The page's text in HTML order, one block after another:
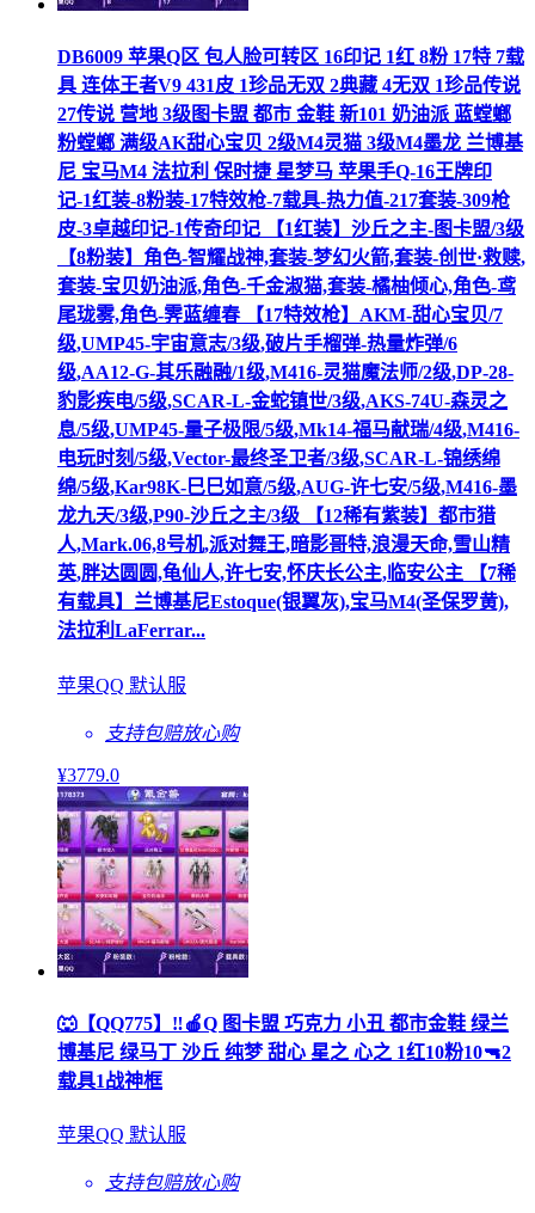
DB6009 苹果Q区 包人脸可转区 16印记 1红 8粉 17特 7载
具 连体王者V9 431皮 1珍品无双 2典藏 4无双 1珍品传说
27传说 营地 3级图卡盟 都市 金鞋 新101 奶油派 蓝螳螂
粉螳螂 满级AK甜心宝贝 2级M4灵猫 3级M4墨龙 兰博基
尼 宝马M4 法拉利 保时捷 星梦马 苹果手Q-16王牌印
记-1红装-8粉装-17特效枪-7载具-热力值-217套装-309枪
皮-3卓越印记-1传奇印记 【1红装】沙丘之主-图卡盟/3级
【8粉装】角色-智耀战神,套装-梦幻火箭,套装-创世·救赎,
套装-宝贝奶油派,角色-千金淑猫,套装-橘柚倾心,角色-鸢
尾珑雾,角色-霁蓝缠春 【17特效枪】AKM-甜心宝贝/7
级,UMP45-宇宙意志/3级,破片手榴弹-热量炸弹/6
级,AA12-G-其乐融融/1级,M416-灵猫魔法师/2级,DP-28-
豹影疾电/5级,SCAR-L-金蛇镇世/3级,AKS-74U-森灵之
息/5级,UMP45-量子极限/5级,Mk14-福马献瑞/4级,M416-
电玩时刻/5级,Vector-最终圣卫者/3级,SCAR-L-锦绣绵
绵/5级,Kar98K-巳巳如意/5级,AUG-许七安/5级,M416-墨
龙九天/3级,P90-沙丘之主/3级 【12稀有紫装】都市猎
人,Mark.06,8号机,派对舞王,暗影哥特,浪漫天命,雪山精
英,胖达圆圆,龟仙人,许七安,怀庆长公主,临安公主 【7稀
有载具】兰博基尼Estoque(银翼灰),宝马M4(圣保罗黄),
法拉利LaFerrar...
苹果QQ 默认服
支持包赔放心购
¥3779.0
🐺【QQ775】‼🍎Q 图卡盟 巧克力 小丑 都市金鞋 绿兰
博基尼 绿马丁 沙丘 纯梦 甜心 星之 心之 1红10粉10🔫2
载具1战神框
苹果QQ 默认服
支持包赔放心购